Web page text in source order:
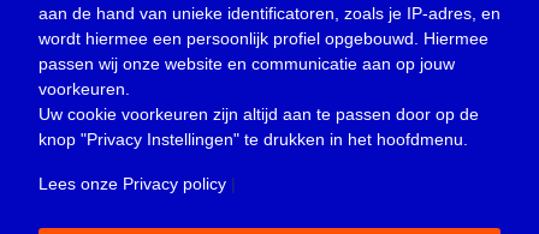
Overlijden(39)
Podcast(18)
prijsvraag (5)
Religie (1.438)
Service(226)
aan de hand van unieke identificatoren, zoals je IP-adres, en
wordt hiermee een persoonlijk profiel opgebouwd. Hiermee
passen wij onze website en communicatie aan op jouw
voorkeuren.
Uw cookie voorkeuren zijn altijd aan te passen door op de
knop "Privacy Instellingen" te drukken in het hoofdmenu.
Lees onze Privacy policy |